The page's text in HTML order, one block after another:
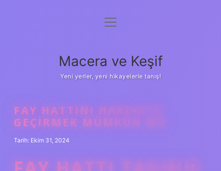
Anasayfa
Yasal Uyarı
menüyü
Macera ve Keşif
Yeni yerler, yeni hikayelerle tanış!
FAY HATTINI HAREKETE
GEÇIRMEK MÜMKÜN MÜ
Tarih: Ekim 31, 2024